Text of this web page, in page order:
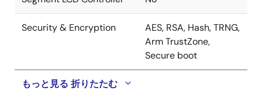
Security & Encryption
AES, RSA, Hash, TRNG,
Arm TrustZone,
Secure boot
もっと見る 折りたたむ